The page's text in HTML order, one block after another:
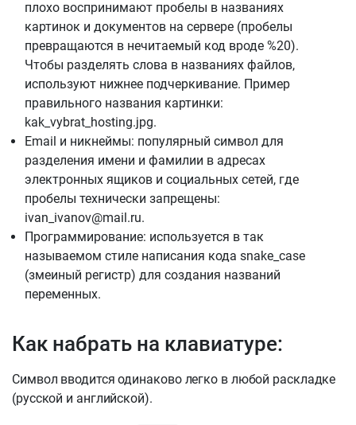
плохо воспринимают пробелы в названиях
картинок и документов на сервере (пробелы
превращаются в нечитаемый код вроде %20).
Чтобы разделять слова в названиях файлов,
используют нижнее подчеркивание. Пример
правильного названия картинки:
kak_vybrat_hosting.jpg.
Email и никнеймы: популярный символ для
разделения имени и фамилии в адресах
электронных ящиков и социальных сетей, где
пробелы технически запрещены:
ivan_ivanov@mail.ru.
Программирование: используется в так
называемом стиле написания кода snake_case
(змеиный регистр) для создания названий
переменных.
Как набрать на клавиатуре:
Символ вводится одинаково легко в любой раскладке
(русской и английской).